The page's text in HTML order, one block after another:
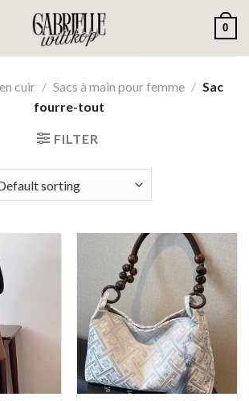
0
cuir / Sacs à main pour femme / Sac
fourre-tout
FILTER